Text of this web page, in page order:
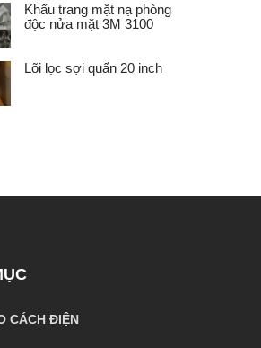
Khẩu trang mặt nạ phòng
độc nửa mặt 3M 3100
Lõi lọc sợi quấn 20 inch
CÁCH ĐIỆN